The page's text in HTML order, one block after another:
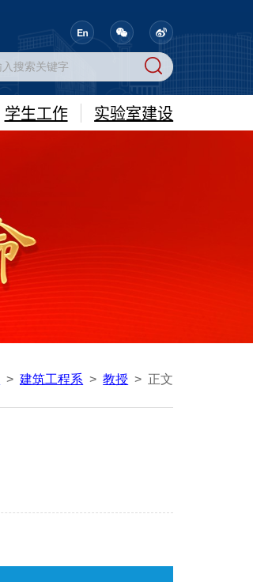
学生工作 实验室建设
>建筑工程系 >教授 > 正文